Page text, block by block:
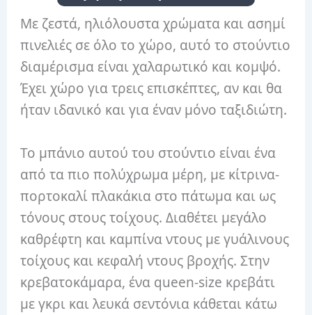
Με ζεστά, ηλιόλουστα χρώματα και ασημί
πινελιές σε όλο το χώρο, αυτό το στούντιο
διαμέρισμα είναι χαλαρωτικό και κομψό.
Έχει χώρο για τρεις επισκέπτες, αν και θα
ήταν ιδανικό και για έναν μόνο ταξιδιώτη.
Το μπάνιο αυτού του στούντιο είναι ένα
από τα πιο πολύχρωμα μέρη, με κίτρινα-
πορτοκαλί πλακάκια στο πάτωμα και ως
τόνους στους τοίχους. Διαθέτει μεγάλο
καθρέφτη και καμπίνα ντους με γυάλινους
τοίχους και κεφαλή ντους βροχής. Στην
κρεβατοκάμαρα, ένα queen-size κρεβάτι
με γκρι και λευκά σεντόνια κάθεται κάτω